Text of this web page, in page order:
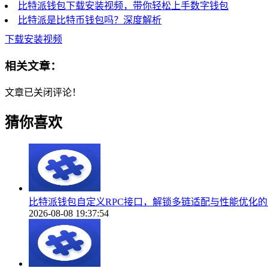
比特派钱包下载安装视频，带你轻松上手数字钱包
比特派是比特币钱包吗？深度解析
下载安装视频
相关文章：
文章已关闭评论！
猜你喜欢
比特派钱包自定义RPC接口，解锁多链适配与性能优化
2026-08-08 19:37:54